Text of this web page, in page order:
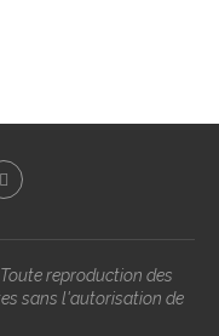
reproduction des
sans l'autorisation de